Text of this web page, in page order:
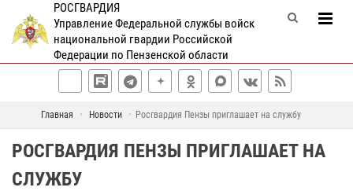
РОСГВАРДИЯ
Управление Федеральной службы войск
национальной гвардии Российской
Федерации по Пензенской области
Главная Новости Росгвардия Пензы приглашает на службу
РОСГВАРДИЯ ПЕНЗЫ ПРИГЛАШАЕТ НА
СЛУЖБУ